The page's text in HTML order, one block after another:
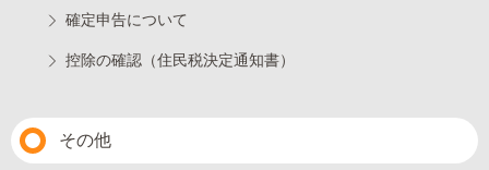
確定申告について
控除の確認（住民税決定通知書）
その他